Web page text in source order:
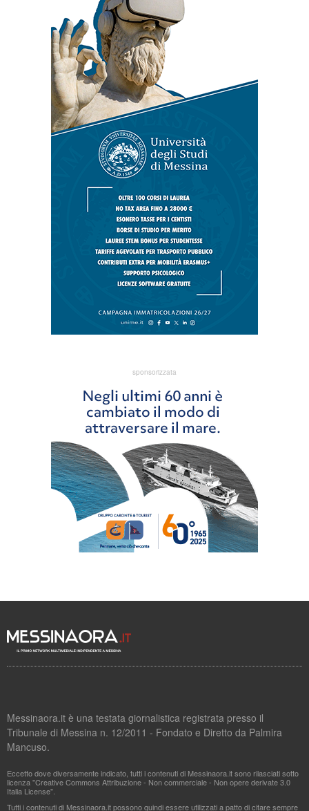
sponsorizzata
Messinaora.it è una testata giornalistica registrata presso il
Tribunale di Messina n. 12/2011 - Fondato e Diretto da Palmira
Mancuso.
Eccetto dove diversamente indicato, tutti i contenuti di Messinaora.it sono rilasciati sotto
licenza "Creative Commons Attribuzione - Non commerciale - Non opere derivate 3.0
Italia License".
Tutti i contenuti di Messinaora.it possono quindi essere utilizzati a patto di citare sempre